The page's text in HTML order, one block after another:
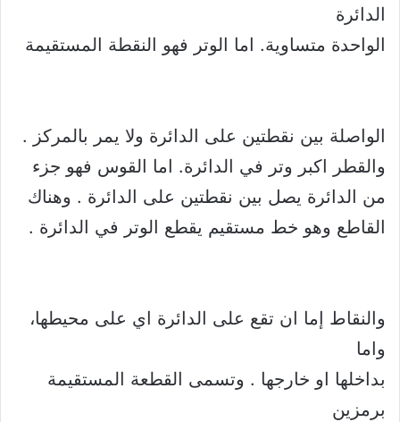
الدائرة
الواحدة متساوية. اما الوتر فهو النقطة المستقيمة
الواصلة بين نقطتين على الدائرة ولا يمر بالمركز .
والقطر اكبر وتر في الدائرة. اما القوس فهو جزء
من الدائرة يصل بين نقطتين على الدائرة . وهناك
القاطع وهو خط مستقيم يقطع الوتر في الدائرة .
والنقاط إما ان تقع على الدائرة اي على محيطها،
واما
بداخلها او خارجها . وتسمى القطعة المستقيمة
برمزين